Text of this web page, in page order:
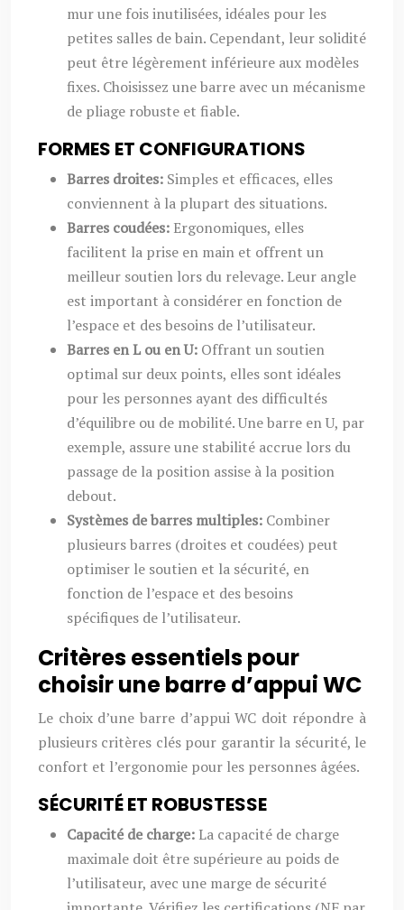
mur une fois inutilisées, idéales pour les
petites salles de bain. Cependant, leur solidité
peut être légèrement inférieure aux modèles
fixes. Choisissez une barre avec un mécanisme
de pliage robuste et fiable.
FORMES ET CONFIGURATIONS
Barres droites: Simples et efficaces, elles
conviennent à la plupart des situations.
Barres coudées: Ergonomiques, elles
facilitent la prise en main et offrent un
meilleur soutien lors du relevage. Leur angle
est important à considérer en fonction de
l’espace et des besoins de l’utilisateur.
Barres en L ou en U: Offrant un soutien
optimal sur deux points, elles sont idéales
pour les personnes ayant des difficultés
d’équilibre ou de mobilité. Une barre en U, par
exemple, assure une stabilité accrue lors du
passage de la position assise à la position
debout.
Systèmes de barres multiples: Combiner
plusieurs barres (droites et coudées) peut
optimiser le soutien et la sécurité, en
fonction de l’espace et des besoins
spécifiques de l’utilisateur.
Critères essentiels pour
choisir une barre d’appui WC
Le choix d’une barre d’appui WC doit répondre à
plusieurs critères clés pour garantir la sécurité, le
confort et l’ergonomie pour les personnes âgées.
SÉCURITÉ ET ROBUSTESSE
Capacité de charge: La capacité de charge
maximale doit être supérieure au poids de
l’utilisateur, avec une marge de sécurité